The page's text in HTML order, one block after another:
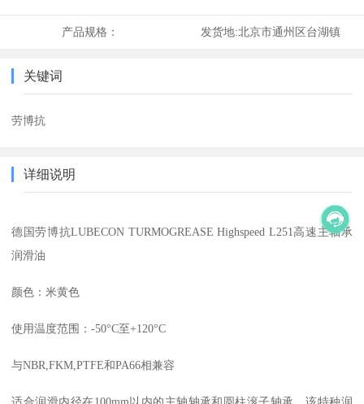
产品规格： 发货地:北京市通州区台湖镇
关键词
劳博抗
详细说明
德国劳博抗LUBECON TURMOGREASE Highspeed L251高速主轴承
润滑油
颜色：米黄色
使用温度范围：-50°C至+120°C
与NBR,FKM,PTFE和PA66相兼容